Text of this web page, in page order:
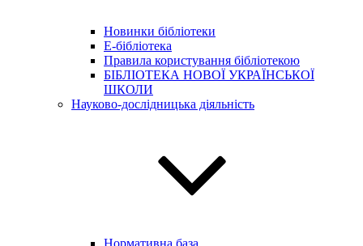
Новинки бібліотеки
E-бібліотека
Правила користування бібліотекою
БІБЛІОТЕКА НОВОЇ УКРАЇНСЬКОЇ
ШКОЛИ
Науково-дослідницька діяльність
Нормативна база